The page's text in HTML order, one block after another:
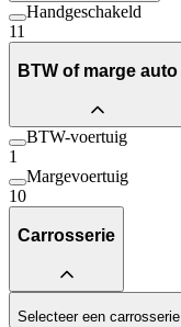
Handgeschakeld
11
BTW of marge auto
BTW-voertuig
1
Margevoertuig
10
Carrosserie
Selecteer een carrosserie